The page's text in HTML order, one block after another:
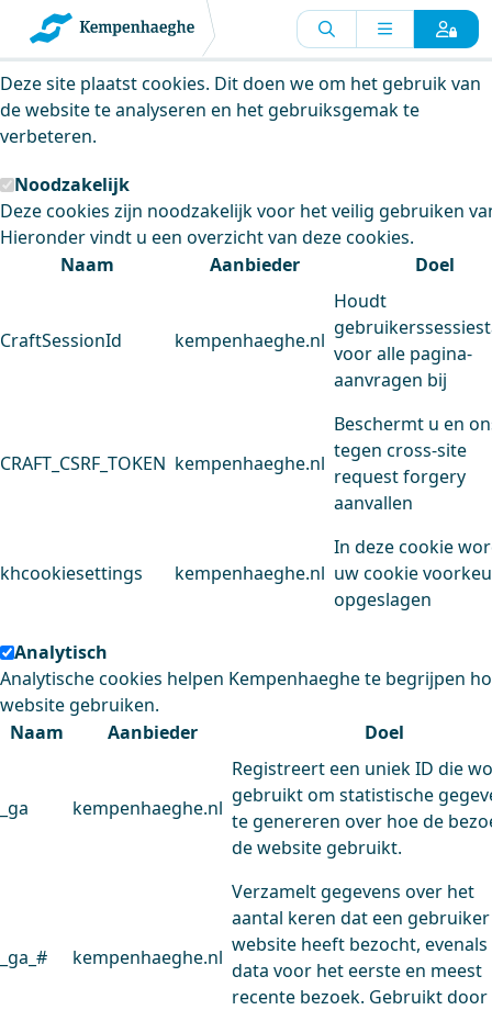
Kempenhaeghe maakt gebruik van
cookies
Deze site plaatst cookies. Dit doen we om het gebruik van
de website te analyseren en het gebruiksgemak te
verbeteren.
Noodzakelijk
Deze cookies zijn noodzakelijk voor het veilig gebruiken
Hieronder vindt u een overzicht van deze cookies.
Naam
Aanbieder Doel
CraftSessionId kempenhaeghe.nl
Houdt
voor alle pagina-
aanvragen bij
CRAFT_CSRF_TOKEN kempenhaeghe.nl
Beschermt u en
tegen cross-site
request forgery
aanvallen
khcookiesettings kempenhaeghe.nl
In deze cookie
uw cookie
opgeslagen
Analytisch
Analytische cookies helpen Kempenhaeghe te begrijpen
website gebruiken.
Naam
Aanbieder Doel
_ga kempenhaeghe.nl
Registreert een uniek ID die
gebruikt om statistische
te genereren over hoe de
de website gebruikt.
_ga_# kempenhaeghe.nl
Verzamelt gegevens over het
aantal keren dat een
website heeft bezocht, evenals
data voor het eerste en meest
recente bezoek. Gebruikt door